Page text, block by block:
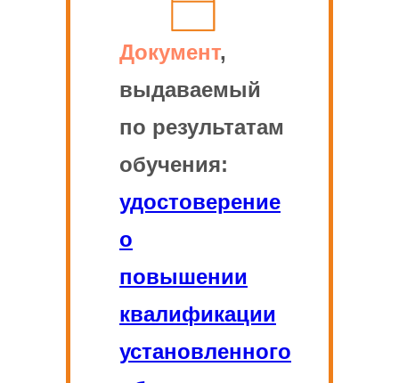
Документ,
выдаваемый
по результатам
обучения:
удостоверение
о
повышении
квалификации
установленного